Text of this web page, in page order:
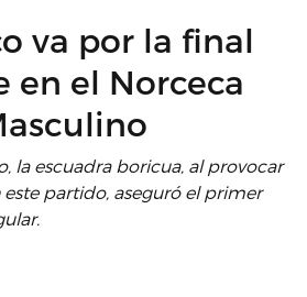
va por la final
en el Norceca
la escuadra boricua, al provocar
partido, aseguró el primer